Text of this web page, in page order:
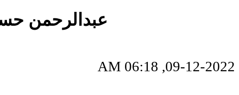
عبدالرحمن
09-12-2022, 06:18 AM